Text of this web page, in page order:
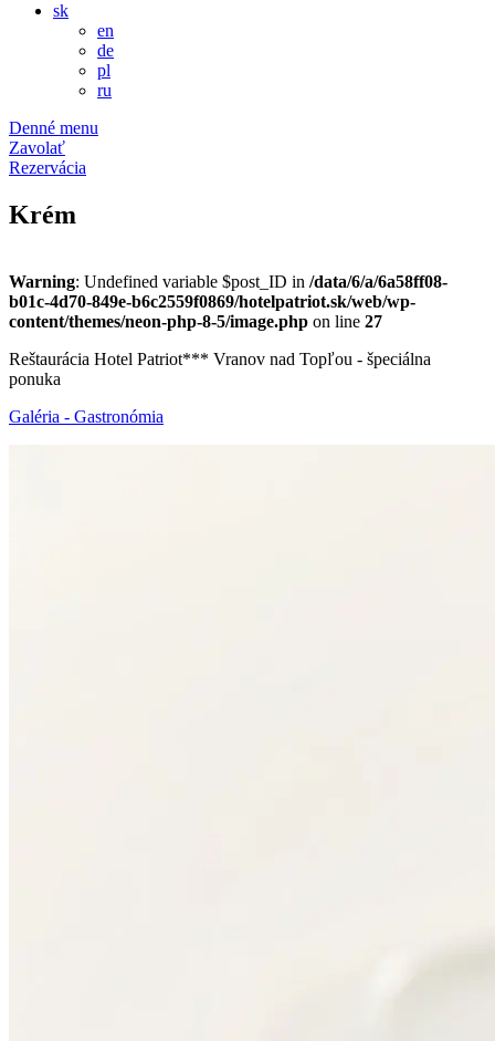
sk
en
de
pl
ru
Denné menu
Zavolať
Rezervácia
Krém
Warning: Undefined variable $post_ID in /data/6/a/6a58ff08-
b01c-4d70-849e-b6c2559f0869/hotelpatriot.sk/web/wp-
content/themes/neon-php-8-5/image.php on line 27
Reštaurácia Hotel Patriot*** Vranov nad Topľou - špeciálna
ponuka
Galéria - Gastronómia